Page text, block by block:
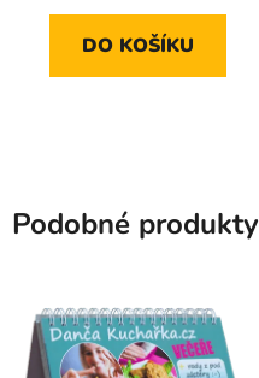
5,0
z
DO KOŠÍKU
Podobné produkty